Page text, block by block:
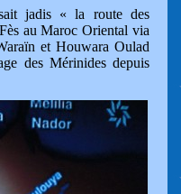
jadis « la route des
au Maroc Oriental via
et Houwara Oulad
des Mérinides depuis